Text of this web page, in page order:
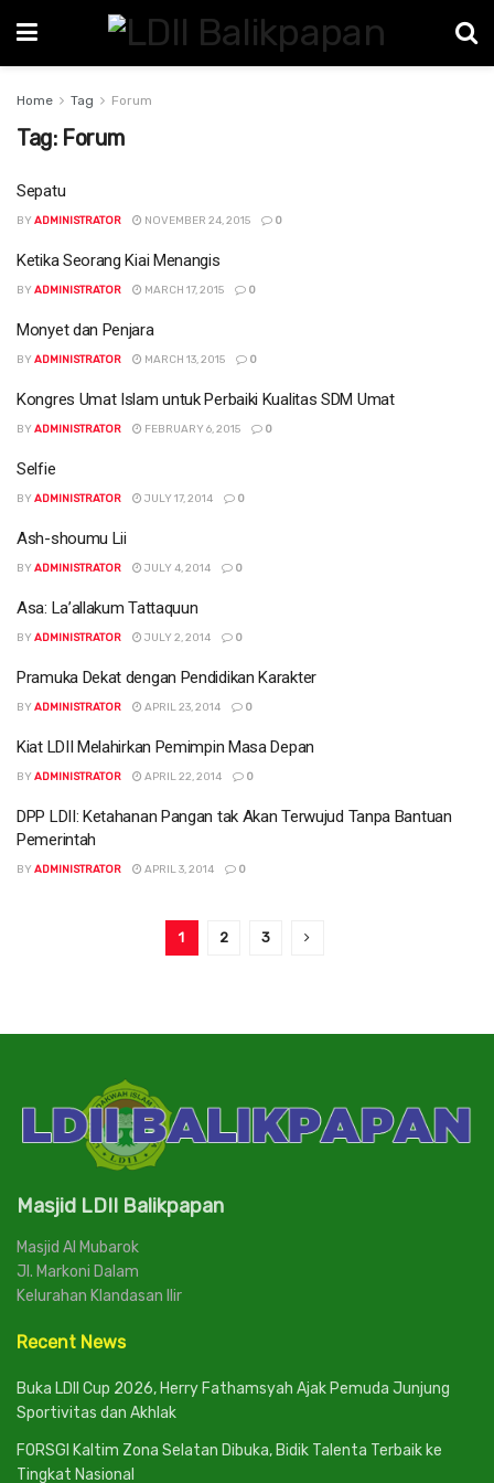
Home Tag Forum
Tag: Forum
Sepatu
BY ADMINISTRATOR NOVEMBER 24, 2015 0
Ketika Seorang Kiai Menangis
BY ADMINISTRATOR MARCH 17, 2015 0
Monyet dan Penjara
BY ADMINISTRATOR MARCH 13, 2015 0
Kongres Umat Islam untuk Perbaiki Kualitas SDM Umat
BY ADMINISTRATOR FEBRUARY 6, 2015 0
Selfie
BY ADMINISTRATOR JULY 17, 2014 0
Ash-shoumu Lii
BY ADMINISTRATOR JULY 4, 2014 0
Asa: La’allakum Tattaquun
BY ADMINISTRATOR JULY 2, 2014 0
Pramuka Dekat dengan Pendidikan Karakter
BY ADMINISTRATOR APRIL 23, 2014 0
Kiat LDII Melahirkan Pemimpin Masa Depan
BY ADMINISTRATOR APRIL 22, 2014 0
DPP LDII: Ketahanan Pangan tak Akan Terwujud Tanpa Bantuan
Pemerintah
BY ADMINISTRATOR APRIL 3, 2014 0
1 2 3
Masjid LDII Balikpapan
Masjid Al Mubarok
Jl. Markoni Dalam
Kelurahan Klandasan Ilir
Recent News
Buka LDII Cup 2026, Herry Fathamsyah Ajak Pemuda Junjung
Sportivitas dan Akhlak
FORSGI Kaltim Zona Selatan Dibuka, Bidik Talenta Terbaik ke
Tingkat Nasional